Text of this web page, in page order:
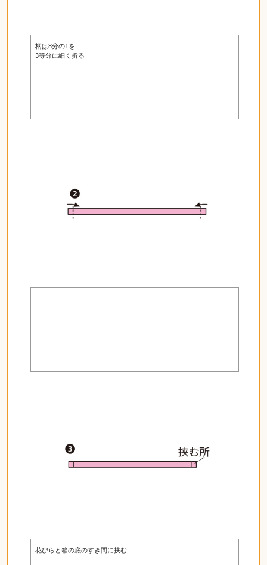
柄は8分の1を
3等分に細く折る
花びらと箱の底のすき間に挟む